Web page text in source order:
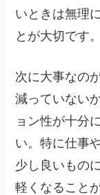
いときは無理
とが大切です。
次に大事なの
減っていない
ョン性が十分
い。特に仕事
少し良いもの
軽くなること